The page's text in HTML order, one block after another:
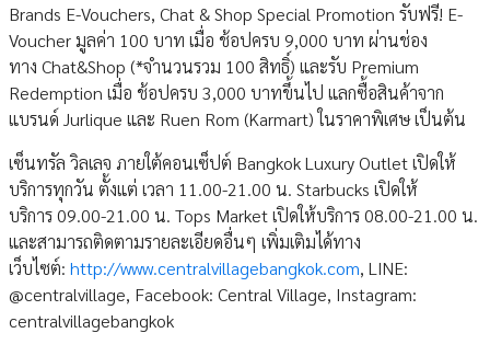
Brands E-Vouchers, Chat & Shop Special Promotion รับฟรี! E-
Voucher มูลค่า 100 บาท เมื่อ ช้อปครบ 9,000 บาท ผ่านช่อง
ทาง Chat&Shop (*จำนวนรวม 100 สิทธิ์) และรับ Premium
Redemption เมื่อ ช้อปครบ 3,000 บาทขึ้นไป แลกซื้อสินค้าจาก
แบรนด์ Jurlique และ Ruen Rom (Karmart) ในราคาพิเศษ เป็นต้น
เซ็นทรัล วิลเลจ ภายใต้คอนเซ็ปต์ Bangkok Luxury Outlet เปิดให้
บริการทุกวัน ตั้งแต่ เวลา 11.00-21.00 น. Starbucks เปิดให้
บริการ 09.00-21.00 น. Tops Market เปิดให้บริการ 08.00-21.00 น.
และสามารถติดตามรายละเอียดอื่นๆ เพิ่มเติมได้ทาง
เว็บไซต์: http://www.centralvillagebangkok.com, LINE:
@centralvillage, Facebook: Central Village, Instagram:
centralvillagebangkok